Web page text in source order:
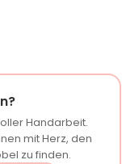
Handarbeit.
mit Herz, den
zu finden.